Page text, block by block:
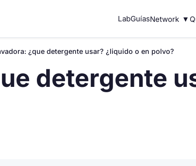
LabGuíasNetwork ▾
¿que detergente usar? ¿liquido o en polvo?
detergente